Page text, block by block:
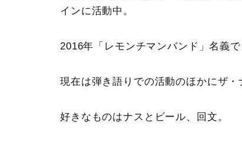
インに活動中。
2016年「レモンチマンバンド」名義
現在は弾き語りでの活動のほかにザ・
好きなものはナスとビール、回文。